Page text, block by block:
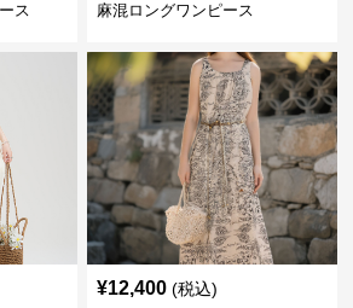
ス
麻混ロングワンピース
¥12,400 (税込)